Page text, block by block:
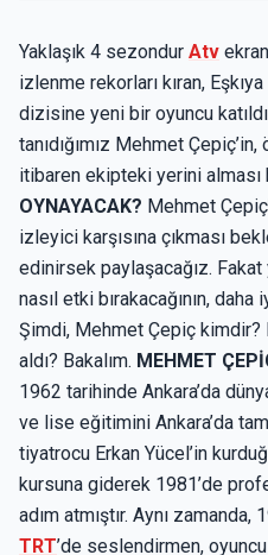
Yaklaşık 4 sezondur Atv
izlenme rekorları kıran,
dizisine yeni bir oyuncu
tanıdığımız Mehmet
itibaren ekipteki yerini alması
OYNAYACAK? Mehmet
izleyici karşısına çıkması
edinirsek paylaşacağız.
nasıl etki bırakacağının, daha
Şimdi, Mehmet Çepiç
aldı? Bakalım. MEHMET
1962 tarihinde Ankara’da
ve lise eğitimini Ankara’da
tiyatrocu Erkan Yücel’in
kursuna giderek 1981’de
adım atmıştır. Aynı zamanda,
TRT’de seslendirmen,